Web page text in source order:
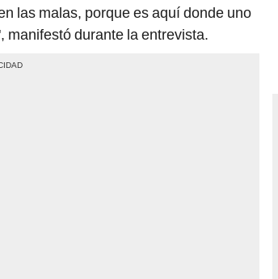
las malas, porque es aquí donde uno
manifestó durante la entrevista.